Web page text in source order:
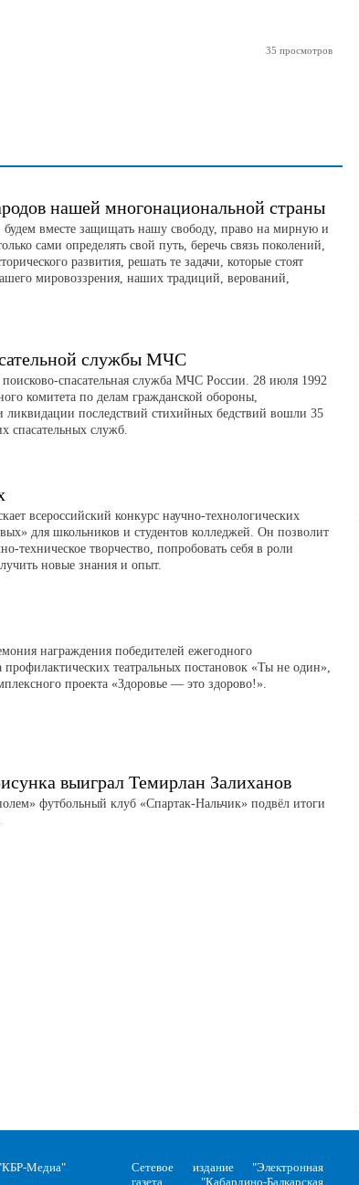
35 просмотров
нашей многонациональной страны
вместе защищать нашу свободу, право на мирную и
сами определять свой путь, беречь связь поколений,
развития, решать те задачи, которые стоят
мировоззрения, наших традиций, верований,
службы МЧС
поисково-спасательная служба МЧС России. 28 июля 1992
комитета по делам гражданской обороны,
ликвидации последствий стихийных бедствий вошли 35
спасательных служб.
всероссийский конкурс научно-технологических
для школьников и студентов колледжей. Он позволит
техническое творчество, попробовать себя в роли
новые знания и опыт.
награждения победителей ежегодного
профилактических театральных постановок «Ты не один»,
проекта «Здоровье — это здорово!».
выиграл Темирлан Залиханов
футбольный клуб «Спартак-Нальчик» подвёл итоги
Медиа"
Сетевое издание "Электронная
газета "Кабардино-Балкарская